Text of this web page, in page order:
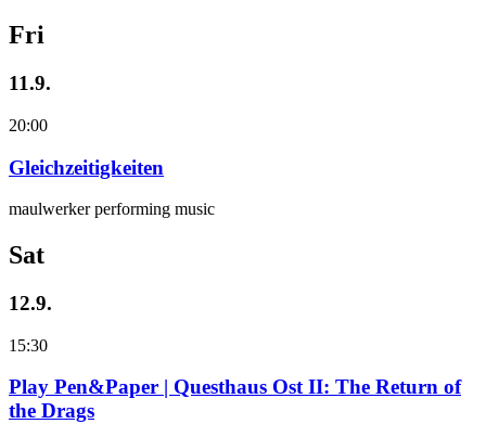
Fri
11.9.
20:00
Gleichzeitigkeiten
maulwerker performing music
Sat
12.9.
15:30
Play Pen&Paper | Questhaus Ost II: The Return of
the Drags